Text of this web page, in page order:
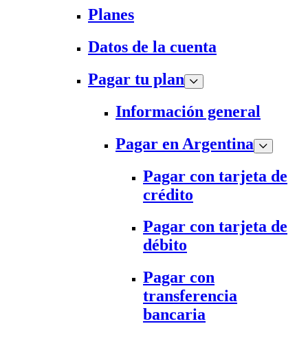
Planes
Datos de la cuenta
Pagar tu plan
Información general
Pagar en Argentina
Pagar con tarjeta de
crédito
Pagar con tarjeta de
débito
Pagar con
transferencia
bancaria